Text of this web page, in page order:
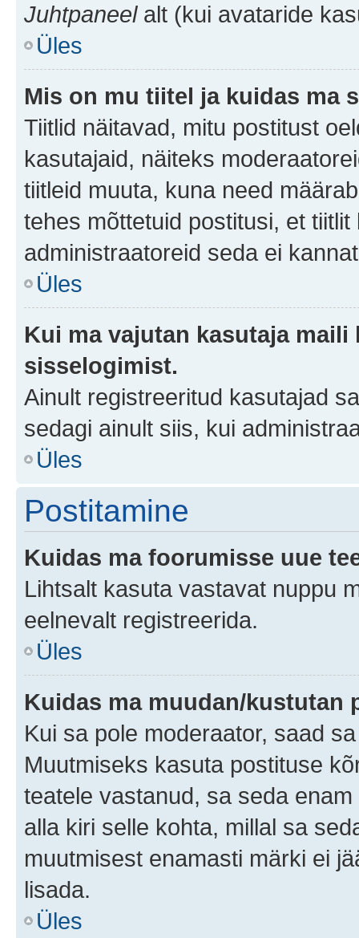
Juhtpaneelalt (kui avataride
Üles
Mis on mu tiitel ja kuidas ma
Tiitlid näitavad, mitu postitust
kasutajaid, näiteks
tiitleid muuta, kuna need
tehes mõttetuid postitusi, et
administraatoreid seda ei
Üles
Kui ma vajutan kasutaja
sisselogimist.
Ainult registreeritud kasutajad
sedagi ainult siis, kui
Üles
Postitamine
Kuidas ma foorumisse uue
Lihtsalt kasuta vastavat nuppu
eelnevalt registreerida.
Üles
Kuidas ma muudan/kustutan
Kui sa pole moderaator, saad
Muutmiseks kasuta postituse
teatele vastanud, sa seda
alla kiri selle kohta, millal sa
muutmisest enamasti märki ei
lisada.
Üles